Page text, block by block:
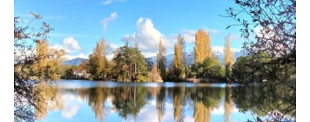
Être Baha’i au quotidien
Un débordement d’actions
Actualités